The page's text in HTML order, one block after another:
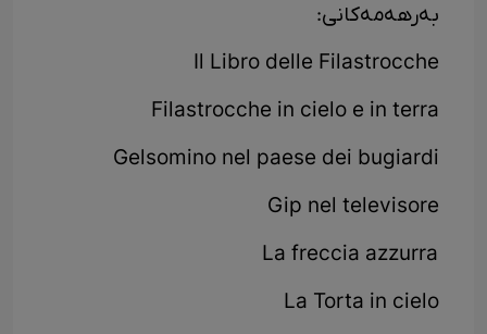
بەرهەمەکانی:
Il Libro delle Filastrocche
Filastrocche in cielo e in terra
Gelsomino nel paese dei bugiardi
Gip nel televisore
La Torta in cielo